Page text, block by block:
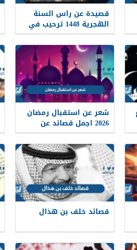
قصيدة عن راس السنة
الهجرية 1448 ترحيب في
العام الجديد
شعر عن استقبال رمضان
2026 اجمل قصائد عن
قدوم شهر رمضان
قصائد خلف بن هذال